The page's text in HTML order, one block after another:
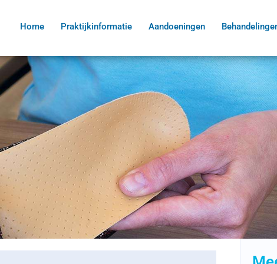
Home Praktijkinformatie Aandoeningen